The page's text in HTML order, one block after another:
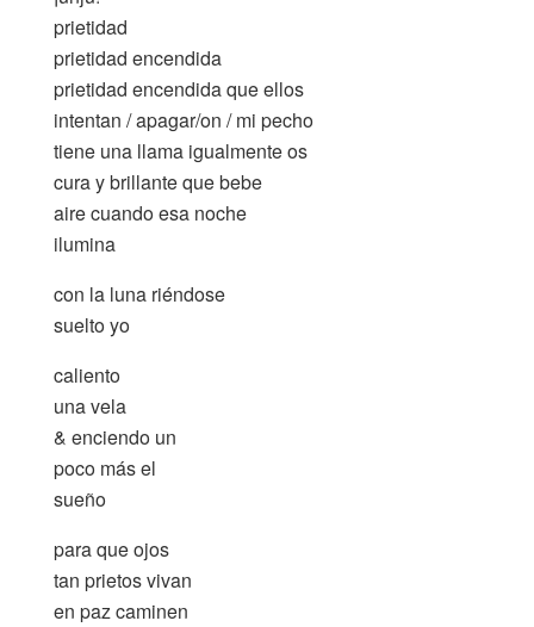
prietidad
prietidad encendida
prietidad encendida que ellos
intentan / apagar/on / mi pecho
tiene una llama igualmente os
cura y brillante que bebe
aire cuando esa noche
ilumina
con la luna riéndose
suelto yo
caliento
una vela
& enciendo un
poco más el
sueño
para que ojos
tan prietos vivan
en paz caminen